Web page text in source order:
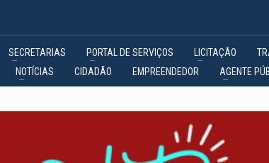
SECRETARIAS PORTAL DE SERVIÇOS LICITAÇÃO
NOTÍCIAS CIDADÃO EMPREENDEDOR AGENTE